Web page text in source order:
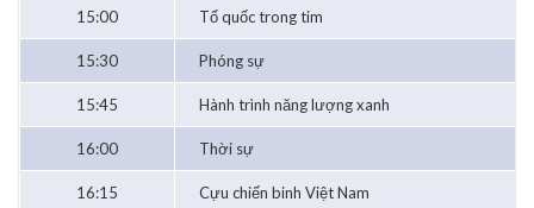
15:00 Tổ quốc trong tim
15:30 Phóng sự
15:45 Hành trình năng lượng xanh
16:00 Thời sự
16:15 Cựu chiến binh Việt Nam